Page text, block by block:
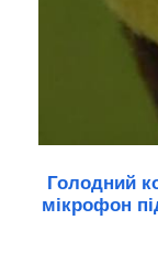
Голодний
мікрофон